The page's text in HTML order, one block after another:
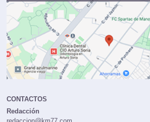
CONTACTOS
Redacción